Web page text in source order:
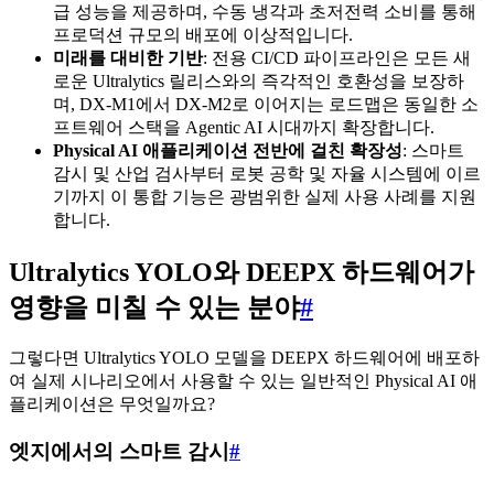
급 성능을 제공하며, 수동 냉각과 초저전력 소비를 통해
프로덕션 규모의 배포에 이상적입니다.
미래를 대비한 기반: 전용 CI/CD 파이프라인은 모든 새
로운 Ultralytics 릴리스와의 즉각적인 호환성을 보장하
며, DX-M1에서 DX-M2로 이어지는 로드맵은 동일한 소
프트웨어 스택을 Agentic AI 시대까지 확장합니다.
Physical AI 애플리케이션 전반에 걸친 확장성: 스마트
감시 및 산업 검사부터 로봇 공학 및 자율 시스템에 이르
기까지 이 통합 기능은 광범위한 실제 사용 사례를 지원
합니다.
Ultralytics YOLO와 DEEPX 하드웨어가
영향을 미칠 수 있는 분야#
그렇다면 Ultralytics YOLO 모델을 DEEPX 하드웨어에 배포하
여 실제 시나리오에서 사용할 수 있는 일반적인 Physical AI 애
플리케이션은 무엇일까요?
엣지에서의 스마트 감시 #